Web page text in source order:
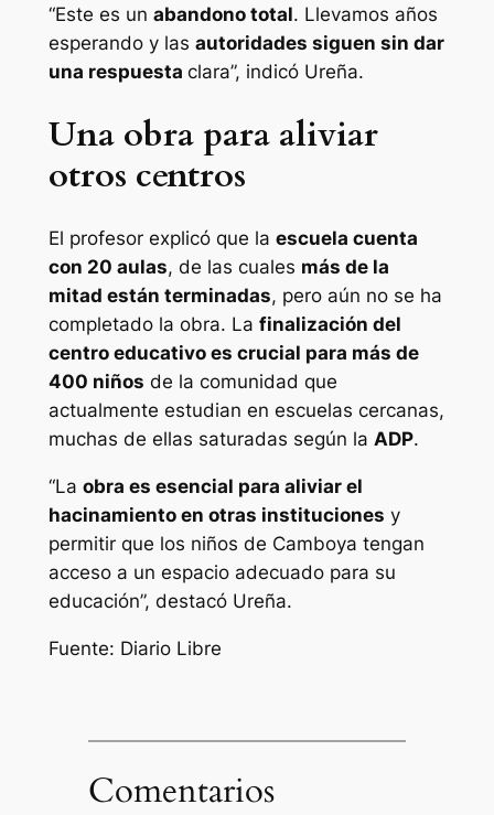
“Este es un abandono total. Llevamos años
esperando y las autoridades siguen sin dar
una respuesta clara”, indicó Ureña.
Una obra para aliviar
otros centros
El profesor explicó que la escuela cuenta
con 20 aulas, de las cuales más de la
mitad están terminadas, pero aún no se ha
completado la obra. La finalización del
centro educativo es crucial para más de
400 niños de la comunidad que
actualmente estudian en escuelas cercanas,
muchas de ellas saturadas según la ADP.
“La obra es esencial para aliviar el
hacinamiento en otras instituciones y
permitir que los niños de Camboya tengan
acceso a un espacio adecuado para su
educación”, destacó Ureña.
Fuente: Diario Libre
Comentarios